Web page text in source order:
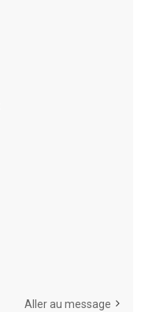
Aller au message